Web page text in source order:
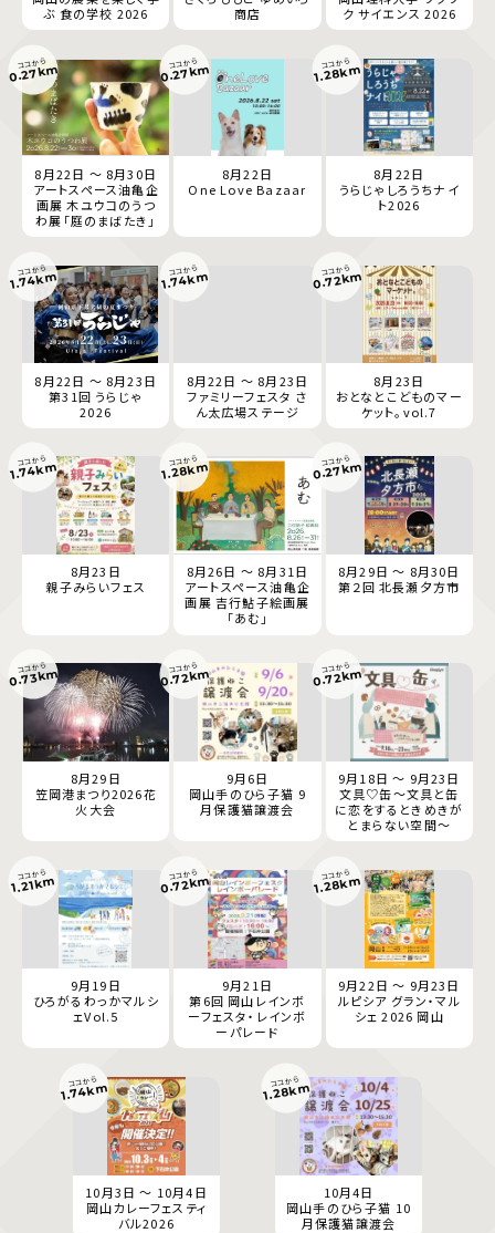
ぶ 食の学校 2026
商店
ク サイエンス 2026
8月22日 ～ 8月30日
アートスペース油亀企
画展 木ユウコのうつ
わ展「庭のまばたき」
ココから
0.27km
8月22日
One Love Bazaar
ココから
0.27km
8月22日
うらじゃしろうちナイ
ト2026
ココから
1.28km
8月22日 ～ 8月23日
第31回 うらじゃ
2026
ココから
1.74km
8月22日 ～ 8月23日
ファミリーフェスタ さ
ん太広場ステージ
ココから
1.74km
8月23日
おとなとこどものマー
ケット。vol.7
ココから
0.72km
8月23日
親子みらいフェス
ココから
1.74km
8月26日 ～ 8月31日
アートスペース油亀企
画展 吉行鮎子絵画展
「あむ」
ココから
1.28km
8月29日 ～ 8月30日
第２回 北長瀬夕方市
ココから
0.27km
8月29日
笠岡港まつり2026花
火大会
ココから
0.73km
9月6日
岡山手のひら子猫 9
月保護猫譲渡会
ココから
0.72km
9月18日 ～ 9月23日
文具♡缶～文具と缶
に恋をするときめきが
とまらない空間～
ココから
0.72km
9月19日
ひろがるわっかマルシ
ェVol.5
ココから
1.21km
9月21日
第6回 岡山レインボ
ーフェスタ・レインボ
ーパレード
ココから
0.72km
9月22日 ～ 9月23日
ルピシア グラン・マル
シェ 2026 岡山
ココから
1.28km
10月3日 ～ 10月4日
岡山カレーフェスティ
バル2026
ココから
1.74km
10月4日
岡山手のひら子猫 10
月保護猫譲渡会
ココから
1.28km